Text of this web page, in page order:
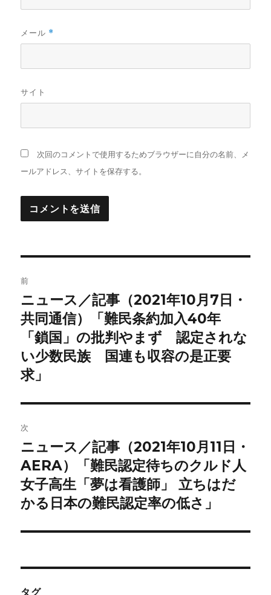
メール *
サイト
次回のコメントで使用するためブラウザーに自分の名前、メ
ールアドレス、サイトを保存する。
稿
ナ
ビ
ゲ
シ
ョ
ン
前
前
の
投
稿:
ニュース／記事（2021年10月7日・
共同通信）「難民条約加入40年
「鎖国」の批判やまず 認定されな
い少数民族 国連も収容の是正要
求」
次
次
の
投
稿:
ニュース／記事（2021年10月11日・
AERA）「難民認定待ちのクルド人
女子高生「夢は看護師」 立ちはだ
かる日本の難民認定率の低さ」
タグ